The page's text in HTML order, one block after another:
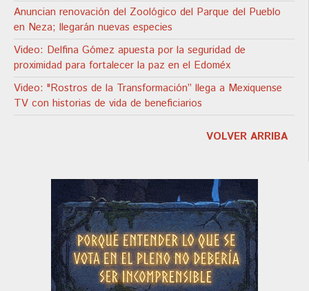
Anuncian renovación del Zoológico del Parque del Pueblo
en Neza; llegarán nuevas especies
Video: Delfina Gómez apuesta por la seguridad de
proximidad para fortalecer la paz en el Edoméx
Video: "Rostros de la Transformación” llega a Mexiquense
TV con historias de vida de beneficiarios
VOLVER ARRIBA